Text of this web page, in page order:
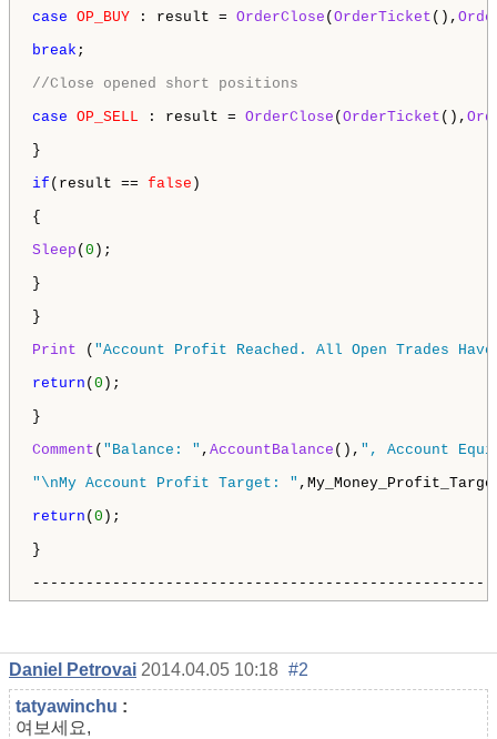
case OP_BUY : result = OrderClose (OrderTicket (),
break ;
//Close opened short positions
case OP_SELL : result = OrderClose (OrderTicket (),
}
if (result == false )
{
Sleep (0 );
}
}
Print ( "Account Profit Reached. All Open Trades Have
return (0 );
}
Comment ( "Balance: " , AccountBalance (), ", Account
"\nMy Account Profit Target: "
return (0 );
}
Daniel Petrovai 2014.04.05 10:18 #2
tatyawinchu :
여보세요,